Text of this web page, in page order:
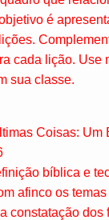
é
cada lição.
sua classe.
Coisas:
bíblica e
afinco os
constatação dos